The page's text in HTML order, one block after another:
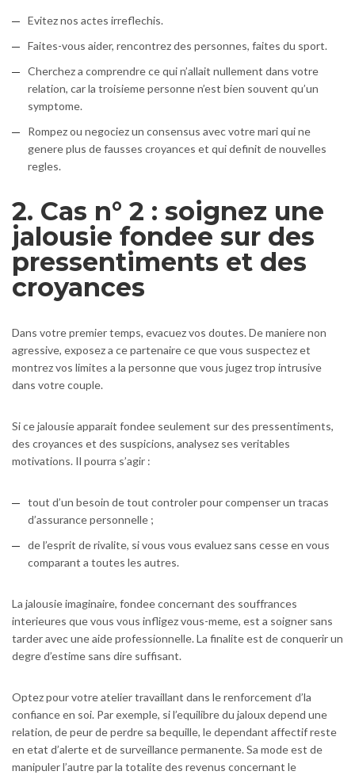
Evitez nos actes irreflechis.
Faites-vous aider, rencontrez des personnes, faites du sport.
Cherchez a comprendre ce qui n’allait nullement dans votre
relation, car la troisieme personne n’est bien souvent qu’un
symptome.
Rompez ou negociez un consensus avec votre mari qui ne
genere plus de fausses croyances et qui definit de nouvelles
regles.
2. Cas n° 2 : soignez une
jalousie fondee sur des
pressentiments et des
croyances
Dans votre premier temps, evacuez vos doutes. De maniere non
agressive, exposez a ce partenaire ce que vous suspectez et
montrez vos limites a la personne que vous jugez trop intrusive
dans votre couple.
Si ce jalousie apparait fondee seulement sur des pressentiments,
des croyances et des suspicions, analysez ses veritables
motivations. Il pourra s’agir :
tout d’un besoin de tout controler pour compenser un tracas
d’assurance personnelle ;
de l’esprit de rivalite, si vous vous evaluez sans cesse en vous
comparant a toutes les autres.
La jalousie imaginaire, fondee concernant des souffrances
interieures que vous vous infligez vous-meme, est a soigner sans
tarder avec une aide professionnelle. La finalite est de conquerir un
degre d’estime sans dire suffisant.
Optez pour votre atelier travaillant dans le renforcement d’la
confiance en soi. Par exemple, si l’equilibre du jaloux depend une
relation, de peur de perdre sa bequille, le dependant affectif reste
en etat d’alerte et de surveillance permanente. Sa mode est de
manipuler l’autre par la totalite des revenus concernant le